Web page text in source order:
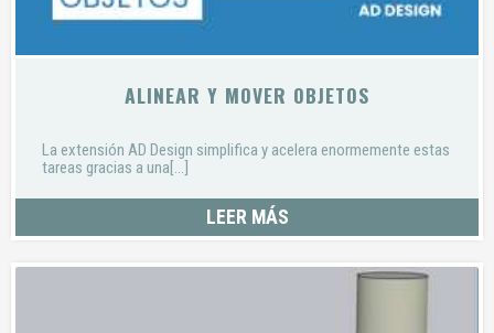
ALINEAR Y MOVER OBJETOS
La extensión AD Design simplifica y acelera enormemente estas
tareas gracias a una[...]
LEER MÁS